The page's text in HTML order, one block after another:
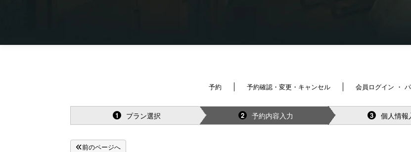
予約
予約確認・変更・キャンセル 会員ログイン ・
1 プラン選択 2 予約内容入力 3 個人情報
前のページへ